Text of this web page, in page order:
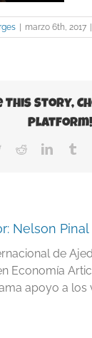
| marzo 6th, 2017 |
This Story,
Platform!
TwitterRedditLinkedIn
Nelson Pinal
de
Economía
apoyo a los